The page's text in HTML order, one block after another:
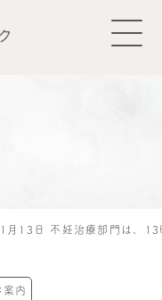
月13日 不妊治療部門は、13
案内